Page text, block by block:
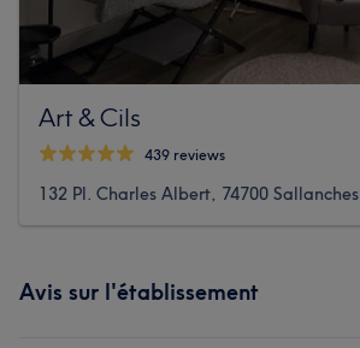
Art & Cils
439 reviews
132 Pl. Charles Albert, 74700 Sallanches
Avis sur l'établissement